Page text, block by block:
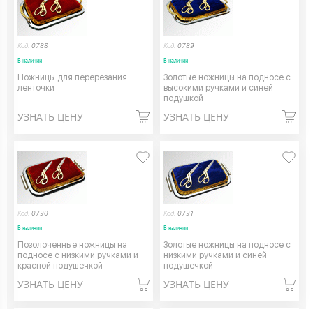
Код: 0788
В наличии
Ножницы для перерезания
ленточки
УЗНАТЬ ЦЕНУ
Код: 0789
В наличии
Золотые ножницы на подносе с
высокими ручками и синей
подушкой
УЗНАТЬ ЦЕНУ
Код: 0790
В наличии
Позолоченные ножницы на
подносе с низкими ручками и
красной подушечкой
УЗНАТЬ ЦЕНУ
Код: 0791
В наличии
Золотые ножницы на подносе с
низкими ручками и синей
подушечкой
УЗНАТЬ ЦЕНУ